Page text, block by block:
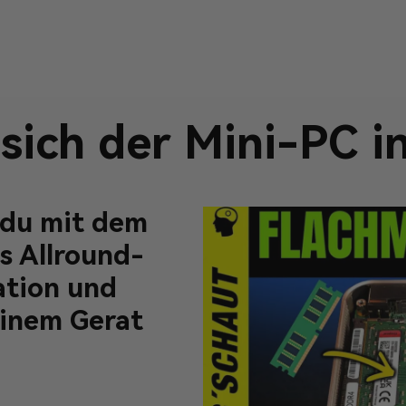
der Mini-PC
mit dem
Allround-
und
Gerat